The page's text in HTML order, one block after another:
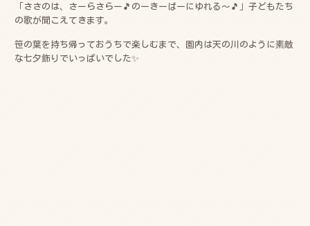
「ささのは、さーらさらー🎵のーきーばーにゆれる～🎵」子どもたち
の歌が聞こえてきます。
笹の葉を持ち帰っておうちで楽しむまで、園内は天の川のように素敵
な七夕飾りでいっぱいでした✨